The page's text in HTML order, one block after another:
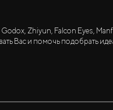
Zhiyun, Falcon Eyes,
Вас и помочь подобрать